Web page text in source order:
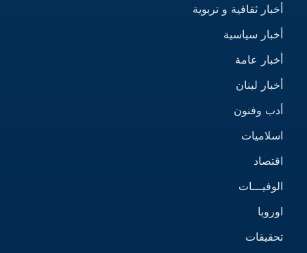
أخبار ثقافية و تربوية
أخبار سياسية
أخبار عامة
أخبار لبنان
أدب وفنون
اسلاميات
اقتصاد
الوفيـــات
اوروبا
تحقيقات